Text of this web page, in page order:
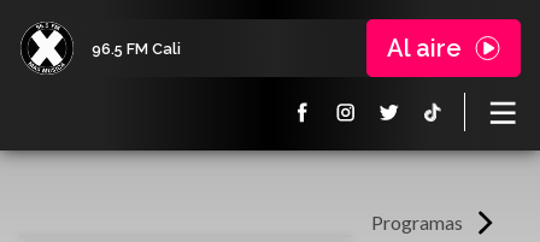
96.5 FM Cali Al aire
Programas